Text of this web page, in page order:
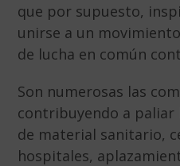
que por supuesto,
unirse a un
de lucha en común
Son numerosas las
contribuyendo a paliar
de material sanitario,
hospitales,